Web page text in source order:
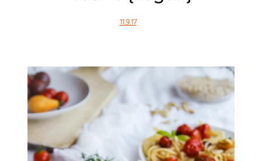
11.9.17